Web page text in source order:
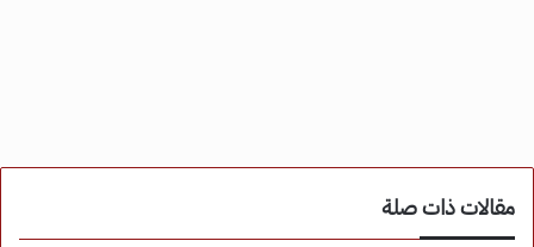
مقالات ذات صلة